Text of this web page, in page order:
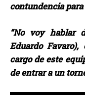
contundencia
“No voy hablar
Eduardo
cargo de este
de entrar a un